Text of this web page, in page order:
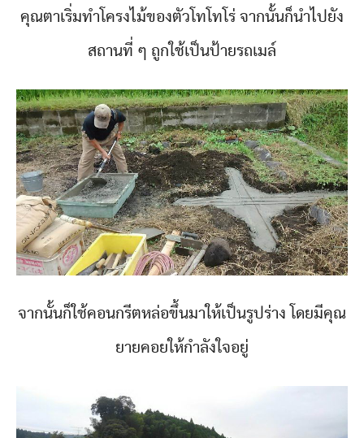
คุณตาเริ่มทำโครงไม้ของตัวโทโทโร่ จากนั้นก็นำไปยัง
สถานที่ ๆ ถูกใช้เป็นป้ายรถเมล์
จากนั้นก็ใช้คอนกรีตหล่อขึ้นมาให้เป็นรูปร่าง โดยมีคุณ
ยายคอยให้กำลังใจอยู่